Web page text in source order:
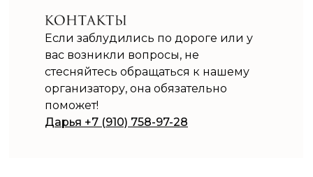
Если заблудились по дороге или у
вас возникли вопросы, не
стесняйтесь обращаться к нашему
организатору, она обязательно
поможет!
Дарья +7 (910) 758-97-28